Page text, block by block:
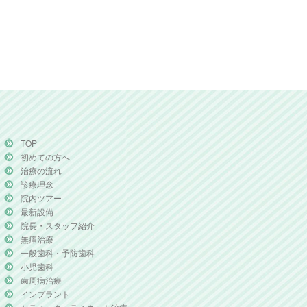
TOP
初めての方へ
治療の流れ
診療理念
院内ツアー
最新設備
院長・スタッフ紹介
無痛治療
一般歯科・予防歯科
小児歯科
歯周病治療
インプラント